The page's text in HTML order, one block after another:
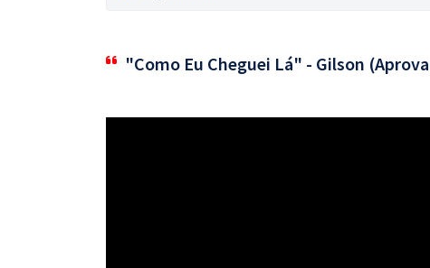
"Como Eu Cheguei Lá" - Gilson